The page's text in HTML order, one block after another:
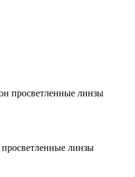
линзы